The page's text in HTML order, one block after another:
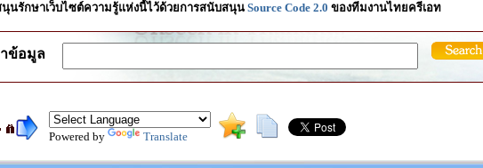
นรักษาเว็บไซต์ความรู้แห่งนี้ไว้ด้วยการสนับสนุน Source Code 2.0 ของทีมงานไทยครีเอท
ข้อมูล
Powered by Translate